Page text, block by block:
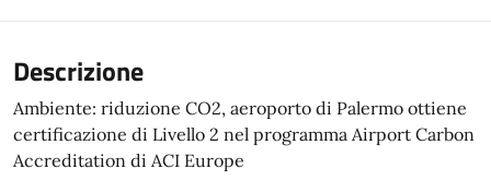
Descrizione
Ambiente: riduzione CO2, aeroporto di Palermo ottiene
certificazione di Livello 2 nel programma Airport Carbon
Accreditation di ACI Europe